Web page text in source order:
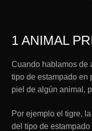
1 ANIMAL
Cuando hablamos de
tipo de estampado en
piel de algún animal,
Por ejemplo el tigre,
del tipo de